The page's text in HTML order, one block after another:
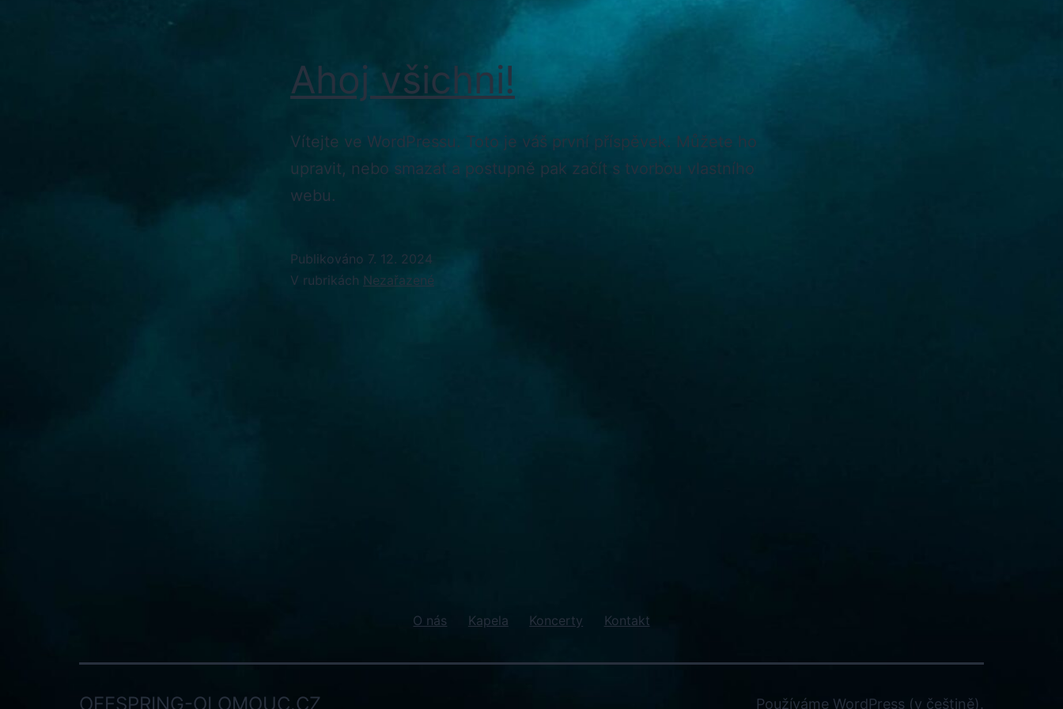
Ahoj všichni!
Vítejte ve WordPressu. Toto je váš první příspěvek. Můžete ho
upravit, nebo smazat a postupně pak začít s tvorbou vlastního
webu.
Publikováno 7. 12. 2024
V rubrikách Nezařazené
O nás Kapela Koncerty Kontakt
OFFSPRING-OLOMOUC.CZ Používáme WordPress (v češtině).